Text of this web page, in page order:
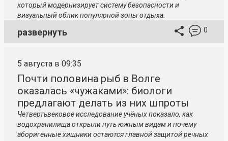
который модернизирует систему безопасности и
визуальный облик популярной зоны отдыха.
развернуть 0
5 августа в 09:35
Почти половина рыб в Волге
оказалась «чужаками»: биологи
предлагают делать из них шпроты
Четвертьвековое исследование учёных показало, как
водохранилища открыли путь южным видам и почему
аборигенные хищники остаются главной защитой речных